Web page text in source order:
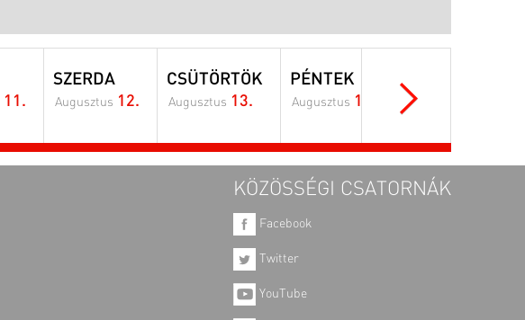
11.
SZERDA
Augusztus 12.
CSÜTÖRTÖK
Augusztus 13.
PÉNTEK
Augusztus 14. Augusztus
KÖZÖSSÉGI CSATORNÁK
Facebook
Twitter
YouTube